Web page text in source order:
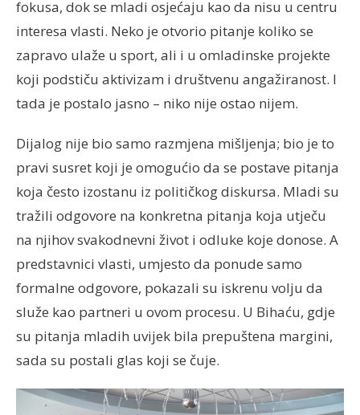
fokusa, dok se mladi osjećaju kao da nisu u centru
interesa vlasti. Neko je otvorio pitanje koliko se
zapravo ulaže u sport, ali i u omladinske projekte
koji podstiču aktivizam i društvenu angažiranost. I
tada je postalo jasno – niko nije ostao nijem.
Dijalog nije bio samo razmjena mišljenja; bio je to
pravi susret koji je omogućio da se postave pitanja
koja često izostanu iz političkog diskursa. Mladi su
tražili odgovore na konkretna pitanja koja utječu
na njihov svakodnevni život i odluke koje donose. A
predstavnici vlasti, umjesto da ponude samo
formalne odgovore, pokazali su iskrenu volju da
služe kao partneri u ovom procesu. U Bihaću, gdje
su pitanja mladih uvijek bila prepuštena margini,
sada su postali glas koji se čuje.